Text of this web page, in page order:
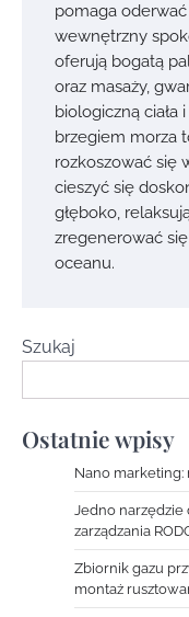
pomaga
wewnętrzny
oferują bogatą
oraz masaży,
biologiczną ciała
brzegiem morza
rozkoszować się
cieszyć się
głęboko,
zregenerować
oceanu.
Szukaj
Ostatnie wpisy
Nano
Jedno narzędzie
zarządzania
Zbiornik gazu
montaż